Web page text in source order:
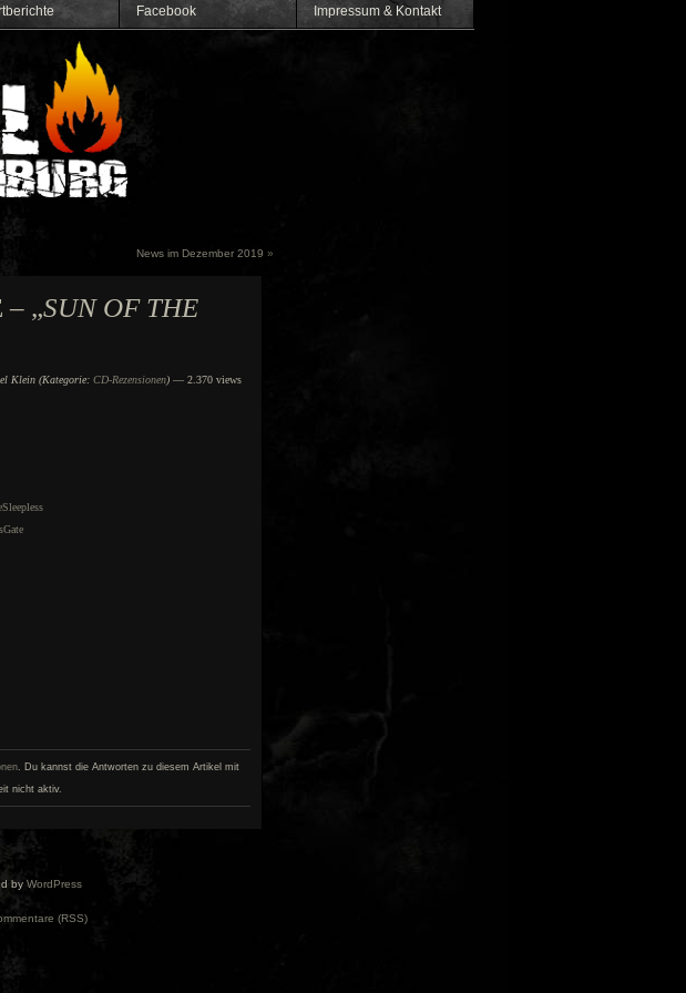
Facebook Impressum & Kontakt
News im Dezember 2019 »
– „SUN OF THE
Klein (Kategorie: CD-Rezensionen)— 2.370 views
. Du kannst die Antworten zu diesem Artikel mit
nicht aktiv.
by WordPress
(RSS)